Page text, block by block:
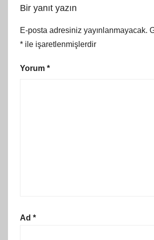
Bir yanıt yazın
E-posta adresiniz yayınlanmayacak.
* ile işaretlenmişlerdir
Yorum *
Ad *